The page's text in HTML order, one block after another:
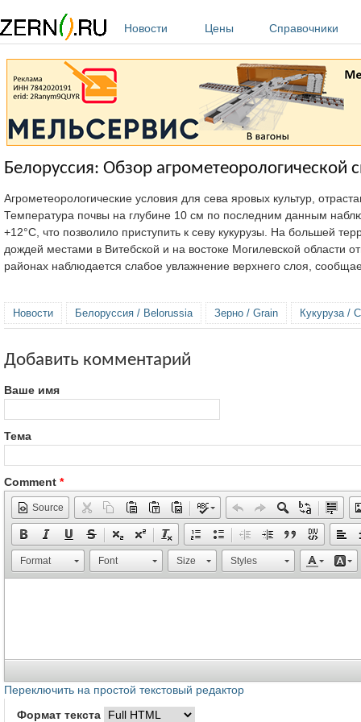
Новости
Цены Справочники
Белоруссия: Обзор агрометеорологической
Агрометеорологические условия для сева яровых культур,
Температура почвы на глубине 10 см по последним данным
+12°С, что позволило приступить к севу кукурузы. На большей
дождей местами в Витебской и на востоке Могилевской области
районах наблюдается слабое увлажнение верхнего слоя,
Новости Белоруссия / Belorussia Зерно / Grain Кукуруза /
Добавить комментарий
Ваше имя
Тема
Comment *
Source
Format Font Size Styles
Переключить на простой текстовый редактор
Формат текста